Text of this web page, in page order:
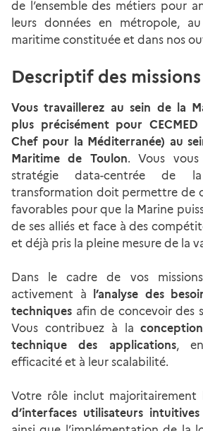
de l’ensemble des métiers pour
leurs données en métropole,
maritime constituée et dans nos
Descriptif des missions
Vous travaillerez au sein de la
plus précisément pour
Chef pour la Méditerranée) au
Maritime de Toulon. Vous
stratégie data-centrée de
transformation doit permettre de
favorables pour que la Marine
de ses alliés et face à des
et déjà pris la pleine mesure de la
Dans le cadre de vos
activement à
l’analyse des
techniques afin de concevoir des
Vous contribuez à la
technique des applications,
efficacité et à leur scalabilité.
Votre rôle inclut majoritairement
d’interfaces utilisateurs